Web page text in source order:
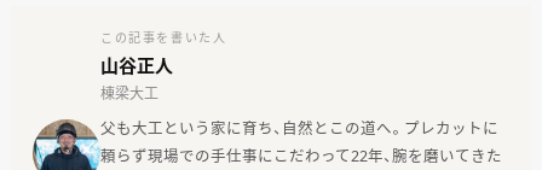
この記事を書いた人
山谷正人
棟梁大工
父も大工という家に育ち、自然とこの道へ。プレカットに
頼らず現場での手仕事にこだわって22年、腕を磨いてきた